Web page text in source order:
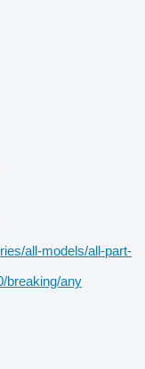
all-models/all-part-
breaking/any